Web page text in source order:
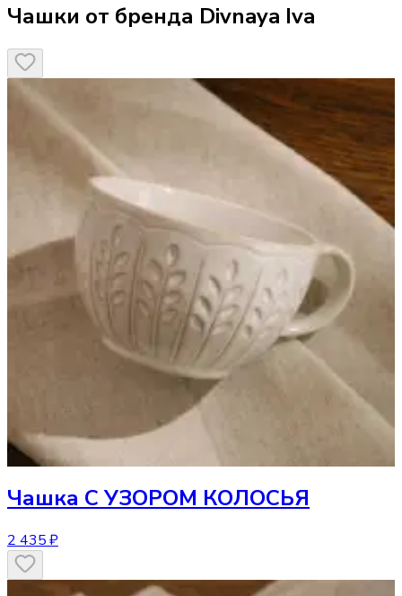
Чашки от бренда Divnaya Iva
Чашка С УЗОРОМ КОЛОСЬЯ
2 435 ₽